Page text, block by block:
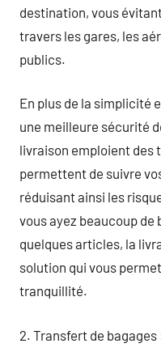
destination, vous
travers les gares, les
publics.
En plus de la simplicité
une meilleure sécurité
livraison emploient des
permettent de suivre
réduisant ainsi les
vous ayez beaucoup de
quelques articles, la
solution qui vous
tranquillité.
2. Transfert de